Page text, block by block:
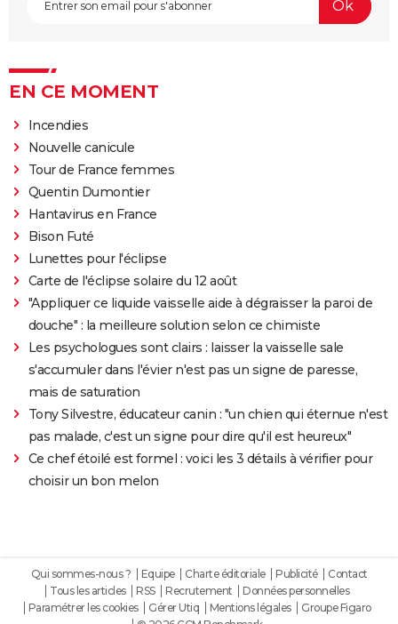
EN CE MOMENT
Incendies
Nouvelle canicule
Tour de France femmes
Quentin Dumontier
Hantavirus en France
Bison Futé
Lunettes pour l'éclipse
Carte de l'éclipse solaire du 12 août
"Appliquer ce liquide vaisselle aide à dégraisser la paroi de
douche" : la meilleure solution selon ce chimiste
Les psychologues sont clairs : laisser la vaisselle sale
s'accumuler dans l'évier n'est pas un signe de paresse,
mais de saturation
Tony Silvestre, éducateur canin : "un chien qui éternue n'est
pas malade, c'est un signe pour dire qu'il est heureux"
Ce chef étoilé est formel : voici les 3 détails à vérifier pour
choisir un bon melon
Qui sommes-nous ? Equipe Charte éditoriale Publicité
Contact
Tous les articles
RSS Recrutement
Données personnelles
Paramétrer les cookies
Gérer Utiq Mentions légales
Groupe Figaro